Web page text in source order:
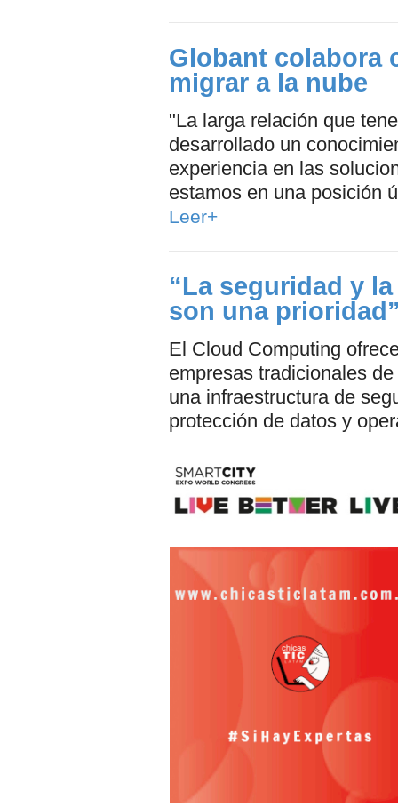
Globant colabora
migrar a la nube
"La larga relación que
desarrollado un
experiencia en las
estamos en una posición
Leer+
“La seguridad y
son una
El Cloud Computing
empresas tradicionales
una infraestructura de
protección de datos y